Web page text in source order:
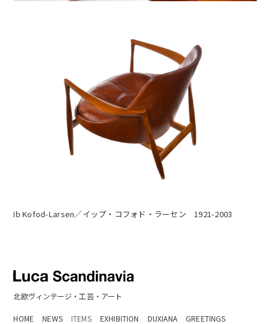
Ib Kofod-Larsen／イップ・コフォド・ラーセン 1921-2003
北欧ヴィンテージ・工芸・アート
HOME NEWS ITEMS EXHIBITION DUXIANA
GREETINGS